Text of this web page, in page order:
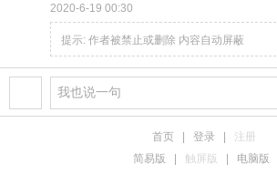
2020-6-19 00:30
提示: 作者被禁止或删除 内容自动屏蔽
首页 登录
注册
简易版
触屏版 电脑版